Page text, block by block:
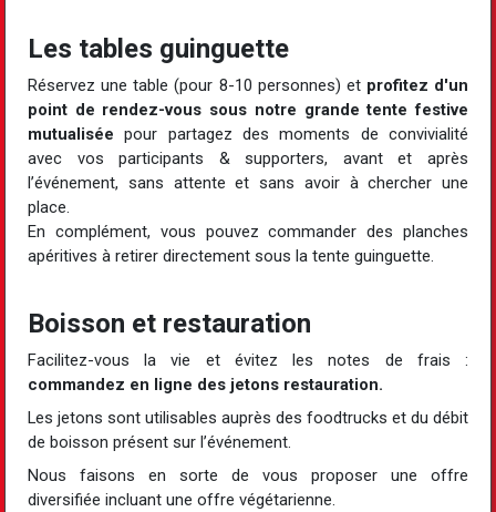
Les tables guinguette
Réservez une table (pour 8-10 personnes) et profitez d'un
point de rendez-vous sous notre grande tente festive
mutualisée pour partagez des moments de convivialité
avec vos participants & supporters, avant et après
l’événement, sans attente et sans avoir à chercher une
place.
En complément, vous pouvez commander des planches
apéritives à retirer directement sous la tente guinguette.
Boisson et restauration
Facilitez-vous la vie et évitez les notes de frais :
commandez en ligne des jetons restauration.
Les jetons sont utilisables auprès des foodtrucks et du débit
de boisson présent sur l’événement.
Nous faisons en sorte de vous proposer une offre
diversifiée incluant une offre végétarienne.